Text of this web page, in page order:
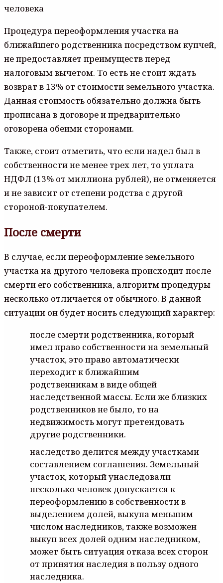
Процедура переоформления участка на
ближайшего родственника посредством купчей,
не предоставляет преимуществ перед
налоговым вычетом. То есть не стоит ждать
возврат в 13% от стоимости земельного участка.
Данная стоимость обязательно должна быть
прописана в договоре и предварительно
оговорена обеими сторонами.
Также, стоит отметить, что если надел был в
собственности не менее трех лет, то уплата
НДФЛ (13% от миллиона рублей), не отменяется
и не зависит от степени родства с другой
стороной-покупателем.
После смерти
В случае, если переоформление земельного
участка на другого человека происходит после
смерти его собственника, алгоритм процедуры
несколько отличается от обычного. В данной
ситуации он будет носить следующий характер:
после смерти родственника, который
имел право собственности на земельный
участок, это право автоматически
переходит к ближайшим
родственникам в виде общей
наследственной массы. Если же близких
родственников не было, то на
недвижимость могут претендовать
другие родственники.
наследство делится между участками
составлением соглашения. Земельный
участок, который унаследовали
несколько человек допускается к
переоформлению в собственности в
выделением долей, выкупа меньшим
числом наследников, также возможен
выкуп всех долей одним наследником,
может быть ситуация отказа всех сторон
от принятия наследия в пользу одного
наследника.